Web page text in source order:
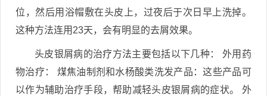
位，然后用浴帽敷在头皮上，过夜后于次日早上洗掉。
这种方法连用23天，会有明显的去屑效果。
头皮银屑病的治疗方法主要包括以下几种： 外用药
物治疗： 煤焦油制剂和水杨酸类洗发产品：这些产品可
以作为辅助治疗手段，帮助减轻头皮银屑病的症状。 外